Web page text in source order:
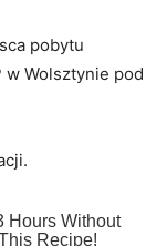
pobytu
w Wolsztynie pod